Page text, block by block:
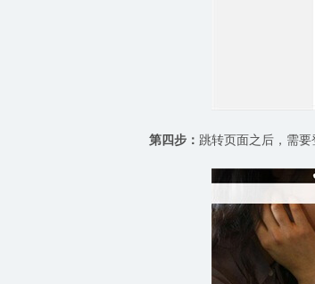
第四步： 跳转页面之后，需